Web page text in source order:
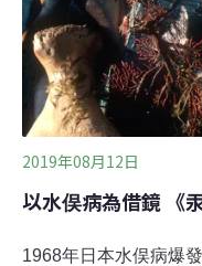
禁止進口水銀量測儀
6000元
2019年08月12日
以水俣病為借鏡 《
1968年日本水俣病爆